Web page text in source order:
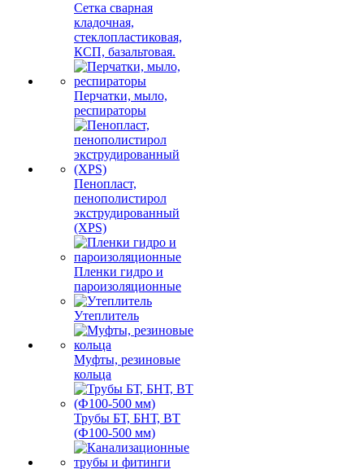
Сетка сварная
кладочная,
стеклопластиковая,
КСП, базальтовая.
Перчатки, мыло,
респираторы
Пенопласт,
пенополистирол
экструдированный
(XPS)
Пленки гидро и
пароизоляционные
Утеплитель
Муфты, резиновые
кольца
Трубы БТ, БНТ, ВТ
(Ф100-500 мм)